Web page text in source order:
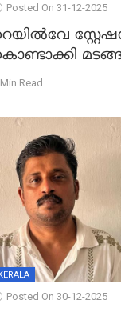
Posted On 31-12-2025
സ്കൂട്ടറിൽ
Read
Posted On 30-12-2025